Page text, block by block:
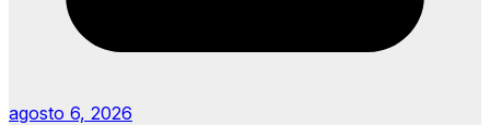
agosto 6, 2026